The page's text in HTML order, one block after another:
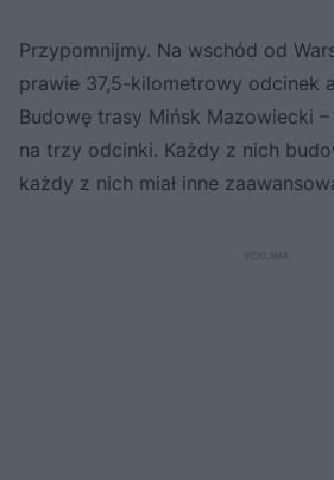
Przypomnijmy. Na wschód od
prawie 37,5-kilometrowy odcinek
Budowę trasy Mińsk Mazowiecki
na trzy odcinki. Każdy z nich
każdy z nich miał inne